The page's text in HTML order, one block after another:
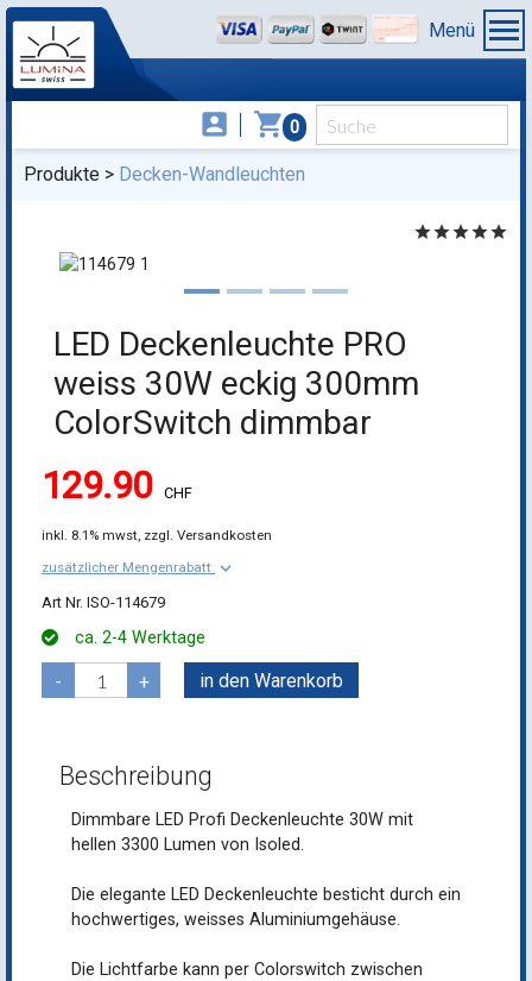
account_box shopping_cart 0
Menü
Produkte Decken-Wandleuchten
starstarstarstarstar
LED Deckenleuchte PRO
weiss 30W eckig 300mm
ColorSwitch dimmbar
129.90 CHF
inkl. 8.1% mwst, zzgl. Versandkosten
zusätzlicher Mengenrabatt keyboard_arrow_down
ISO-114679
ca. 2-4 Werktage
- + in den Warenkorb
Beschreibung
Dimmbare LED Profi Deckenleuchte 30W mit
hellen 3300 Lumen von Isoled.
Die elegante LED Deckenleuchte besticht durch ein
hochwertiges, weisses Aluminiumgehäuse.
Die Lichtfarbe kann per Colorswitch zwischen